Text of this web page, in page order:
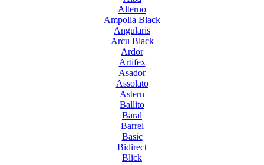
Alterno
Ampolla Black
Angularis
Arcu Black
Ardor
Artifex
Asador
Assolato
Astern
Ballito
Baral
Barrel
Basic
Bidirect
Blick